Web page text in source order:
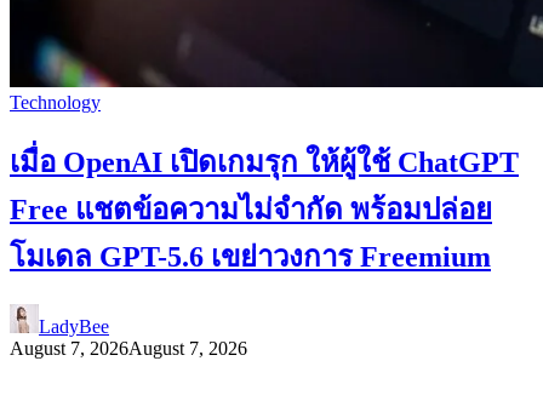
Technology
เมื่อ OpenAI เปิดเกมรุก ให้ผู้ใช้ ChatGPT
Free แชตข้อความไม่จำกัด พร้อมปล่อย
โมเดล GPT-5.6 เขย่าวงการ Freemium
LadyBee
August 7, 2026August 7, 2026